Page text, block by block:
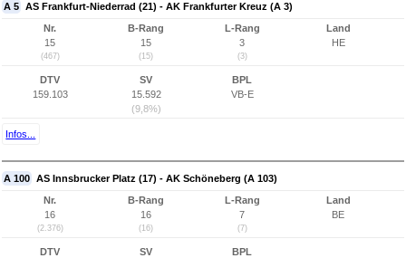
A 5 AS Frankfurt-Niederrad (21) - AK Frankfurter Kreuz (A 3)
Nr.
15
(467)
B-Rang
15
(15)
L-Rang
3
(3)
Land
HE
DTV
159.103
SV
15.592
(9,8%)
BPL
VB-E
Infos...
A 100 AS Innsbrucker Platz (17) - AK Schöneberg (A 103)
Nr.
16
(2.376)
B-Rang
16
(16)
L-Rang
7
(7)
Land
BE
DTV
SV
BPL